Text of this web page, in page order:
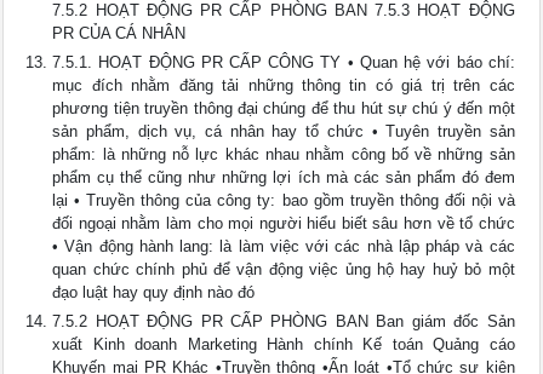
7.5.2 HOẠT ĐỘNG PR CẤP PHÒNG BAN 7.5.3 HOẠT ĐỘNG
PR CỦA CÁ NHÂN
7.5.1. HOẠT ĐỘNG PR CẤP CÔNG TY • Quan hệ với báo chí:
mục đích nhằm đăng tải những thông tin có giá trị trên các
phương tiện truyền thông đại chúng để thu hút sự chú ý đến một
sản phẩm, dịch vụ, cá nhân hay tổ chức • Tuyên truyền sản
phẩm: là những nỗ lực khác nhau nhằm công bố về những sản
phẩm cụ thể cũng như những lợi ích mà các sản phẩm đó đem
lại • Truyền thông của công ty: bao gồm truyền thông đối nội và
đối ngoại nhằm làm cho mọi người hiểu biết sâu hơn về tổ chức
• Vận động hành lang: là làm việc với các nhà lập pháp và các
quan chức chính phủ để vận động việc ủng hộ hay huỷ bỏ một
đạo luật hay quy định nào đó
7.5.2 HOẠT ĐỘNG PR CẤP PHÒNG BAN Ban giám đốc Sản
xuất Kinh doanh Marketing Hành chính Kế toán Quảng cáo
Khuyến mại PR Khác •Truyền thông •Ấn loát •Tổ chức sự kiện